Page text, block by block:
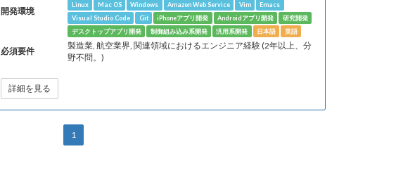
開発環境
Linux
Mac OS Windows Amazon Web Service Vim
Emacs
Visual Studio Code
Git iPhoneアプリ開発 Androidアプリ開発
研究開発
デスクトップアプリ開発
制御組み込み系開発 汎用系開発 日本語 英語
必須要件
製造業, 航空業界, 関連領域におけるエンジニア経験 (2年以上、分
野不問。)
詳細を見る
1